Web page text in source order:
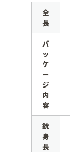
全
長
パ
ッ
ケ
ー
ジ
内
容
銃
身
長